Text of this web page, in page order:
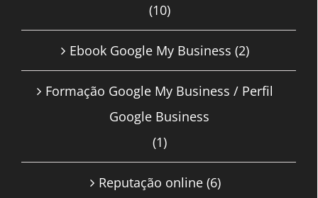
(10)
Ebook Google My Business (2)
Formação Google My Business / Perfil
Google Business
(1)
Reputação online (6)